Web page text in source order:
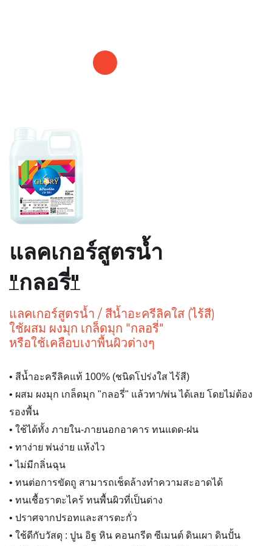
GLORY
แลคเกอร์สูตรน้ำ
"กลอรี่"
แลคเกอร์สูตรน้ำ / สีน้ำอะครีลิคใส (ไร้สี)
ใช้ผสม ผงมุก เกล็ดมุก "กลอรี่"
หรือใช้เคลือบเงาพื้นผิวต่างๆ
• สีน้ำอะครีลิคแท้ 100% (ชนิดโปร่งใส ไร้สี)
• ผสม ผงมุก เกล็ดมุก "กลอรี่" แล้วทา/พ่น ได้เลย โดยไม่ต้อง
รองพื้น
• ใช้ได้ทั้ง ภายใน-ภายนอกอาคาร ทนแดด-ฝน
• ทาง่าย พ่นง่าย แห้งไว
• ไม่มีกลิ่นฉุน
• ทนต่อการขัดถู สามารถเช็ดล้างทำความสะอาดได้
• ทนเชื้อราตะไคร้ ทนพื้นผิวที่เป็นด่าง
• ปราศจากปรอทและสารตะกั่ว
• ใช้ดีกับวัสดุ : ปูน อิฐ หิน คอนกรีต ซีเมนต์ ดินเผา ดินปั้น